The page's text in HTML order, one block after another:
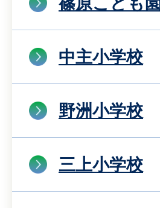
中主小学校
野洲小学校
三上小学校